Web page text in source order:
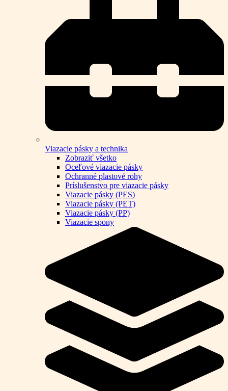
Viazacie pásky a technika
Zobraziť všetko
Oceľové viazacie pásky
Ochranné plastové rohy
Príslušenstvo pre viazacie pásky
Viazacie pásky (PES)
Viazacie pásky (PET)
Viazacie pásky (PP)
Viazacie spony